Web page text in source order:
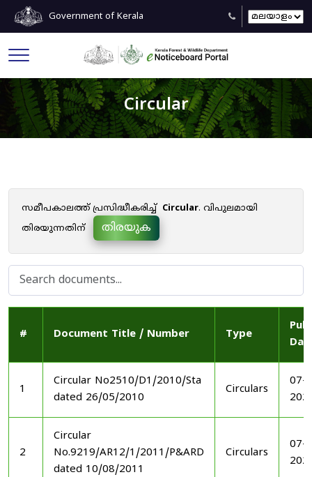
Government of Kerala
Circular
സമീപകാലത്ത് പ്രസിദ്ധീകരിച്ച് Circular. വിപുലമായി
തിരയുന്നതിന്
തിരയുക
# Document Title / Number Type
1
Circular No2510/D1/2010/Sta
dated 26/05/2010
Circulars
07-
2
Circular
No.9219/AR12/1/2011/P&ARD
dated 10/08/2011
Circulars
07-